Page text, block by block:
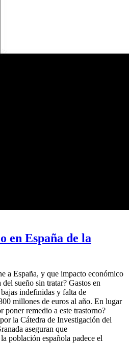
en España de la
a España, y que impacto económico
sueño sin tratar? Gastos en
indefinidas y falta de
millones de euros al año. En lugar
poner remedio a este trastorno?
la Cátedra de Investigación del
aseguran que
población española padece el